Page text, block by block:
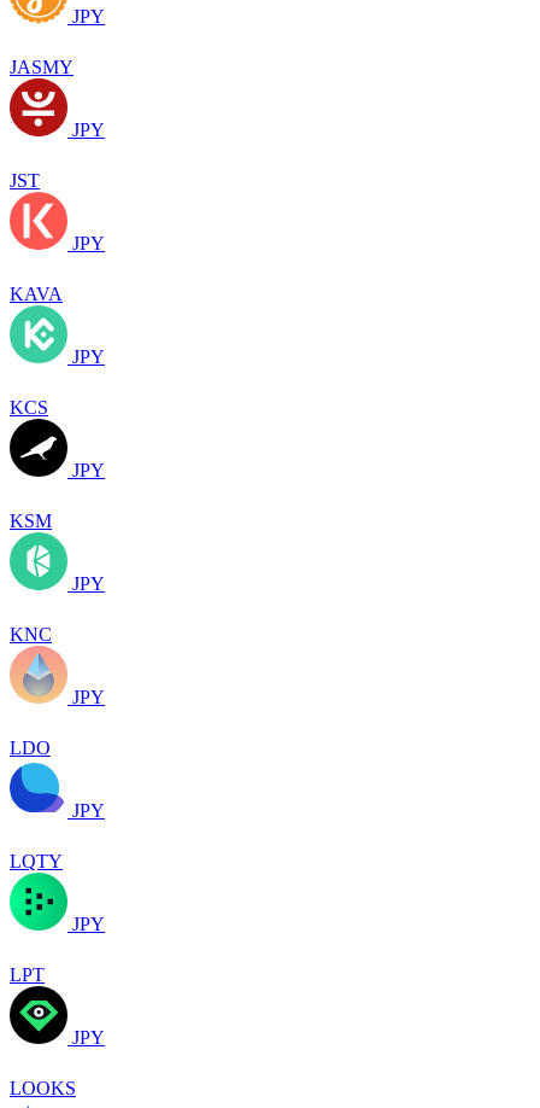
JPY
JASMY
JPY
JST
JPY
KAVA
JPY
KCS
JPY
KSM
JPY
KNC
JPY
LDO
JPY
LQTY
JPY
LPT
JPY
LOOKS